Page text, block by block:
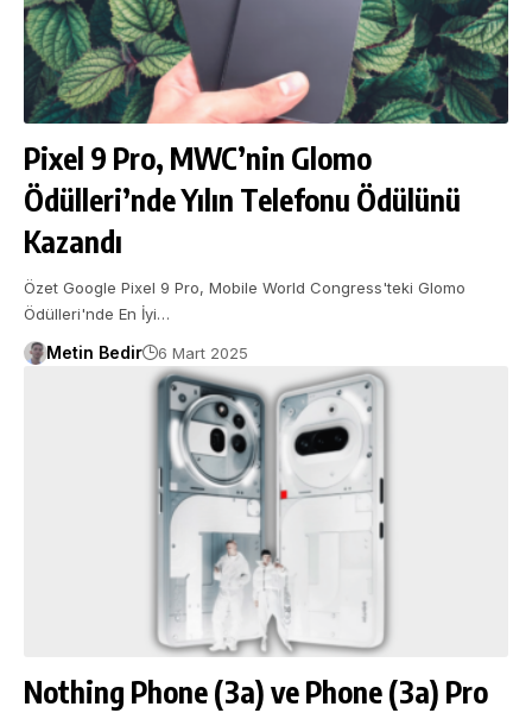
Pixel 9 Pro, MWC’nin Glomo
Ödülleri’nde Yılın Telefonu Ödülünü
Kazandı
Özet Google Pixel 9 Pro, Mobile World Congress'teki Glomo
Ödülleri'nde En İyi…
Metin Bedir 6 Mart 2025
Nothing Phone (3a) ve Phone (3a) Pro